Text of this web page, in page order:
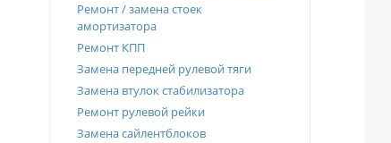
Ремонт / замена стоек
амортизатора
Ремонт КПП
Замена передней рулевой тяги
Замена втулок стабилизатора
Ремонт рулевой рейки
Замена сайлентблоков